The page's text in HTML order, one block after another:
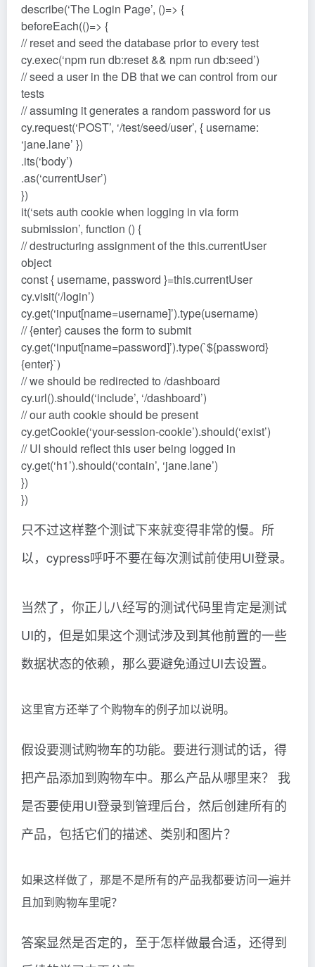
describe(‘The Login Page’, ()=> {
beforeEach(()=> {
// reset and seed the database prior to every test
cy.exec(‘npm run db:reset && npm run db:seed’)
// seed a user in the DB that we can control from our
tests
// assuming it generates a random password for us
cy.request(‘POST’, ‘/test/seed/user’, { username:
‘jane.lane’ })
.its(‘body’)
.as(‘currentUser’)
})
it(‘sets auth cookie when logging in via form
submission’, function () {
// destructuring assignment of the this.currentUser
object
const { username, password }=this.currentUser
cy.visit(‘/login’)
cy.get(‘input[name=username]’).type(username)
// {enter} causes the form to submit
cy.get(‘input[name=password]’).type(`${password}
{enter}`)
// we should be redirected to /dashboard
cy.url().should(‘include’, ‘/dashboard’)
// our auth cookie should be present
cy.getCookie(‘your-session-cookie’).should(‘exist’)
// UI should reflect this user being logged in
cy.get(‘h1’).should(‘contain’, ‘jane.lane’)
})
})
只不过这样整个测试下来就变得非常的慢。所
以，cypress呼吁不要在每次测试前使用UI登录。
当然了，你正儿八经写的测试代码里肯定是测试
UI的，但是如果这个测试涉及到其他前置的一些
数据状态的依赖，那么要避免通过UI去设置。
这里官方还举了个购物车的例子加以说明。
假设要测试购物车的功能。要进行测试的话，得
把产品添加到购物车中。那么产品从哪里来？ 我
是否要使用UI登录到管理后台，然后创建所有的
产品，包括它们的描述、类别和图片？
如果这样做了，那是不是所有的产品我都要访问一遍并
且加到购物车里呢？
答案显然是否定的，至于怎样做最合适，还得到